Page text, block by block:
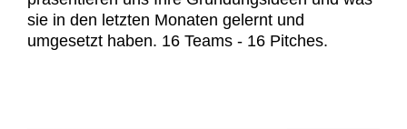
sie in den letzten Monaten gelernt und
umgesetzt haben. 16 Teams - 16 Pitches.